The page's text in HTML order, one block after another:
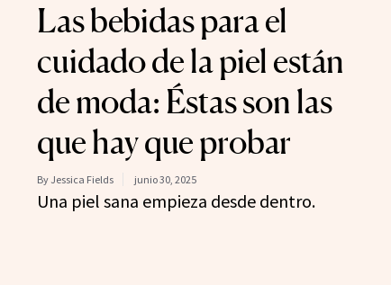
Las bebidas para el
cuidado de la piel están
de moda: Éstas son las
que hay que probar
By Jessica Fields junio 30, 2025
Una piel sana empieza desde dentro.